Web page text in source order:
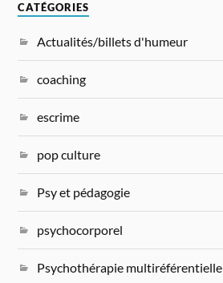
CATÉGORIES
Actualités/billets d'humeur
coaching
escrime
pop culture
Psy et pédagogie
psychocorporel
Psychothérapie multiréférentielle